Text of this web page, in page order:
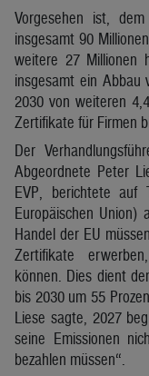
Vorgesehen ist,
insgesamt 90
weitere 27 Millionen
insgesamt ein Abbau
2030 von weiteren
Zertifikate für Firmen
Der
Abgeordnete Peter
EVP, berichtete auf
Europäischen Union)
Handel der EU
Zertifikate
können. Dies dient
bis 2030 um 55
Liese sagte, 2027
seine Emissionen
bezahlen müssen“.